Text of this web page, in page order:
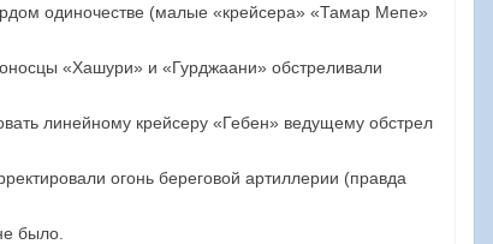
одиночестве (малые «крейсера» «Тамар Мепе»
«Хашури» и «Гурджаани» обстреливали
линейному крейсеру «Гебен» ведущему обстрел
огонь береговой артиллерии (правда
было.